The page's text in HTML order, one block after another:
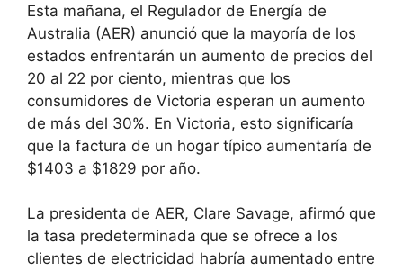
Esta mañana, el Regulador de Energía de
Australia (AER) anunció que la mayoría de los
estados enfrentarán un aumento de precios del
20 al 22 por ciento, mientras que los
consumidores de Victoria esperan un aumento
de más del 30%. En Victoria, esto significaría
que la factura de un hogar típico aumentaría de
$1403 a $1829 por año.
La presidenta de AER, Clare Savage, afirmó que
la tasa predeterminada que se ofrece a los
clientes de electricidad habría aumentado entre